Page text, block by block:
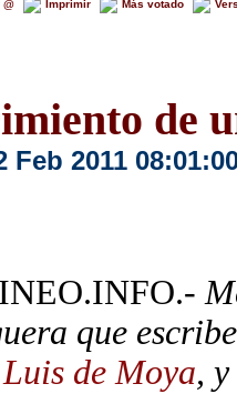
@ Imprimir Más votado
de
Feb 2011
que
de Moya,